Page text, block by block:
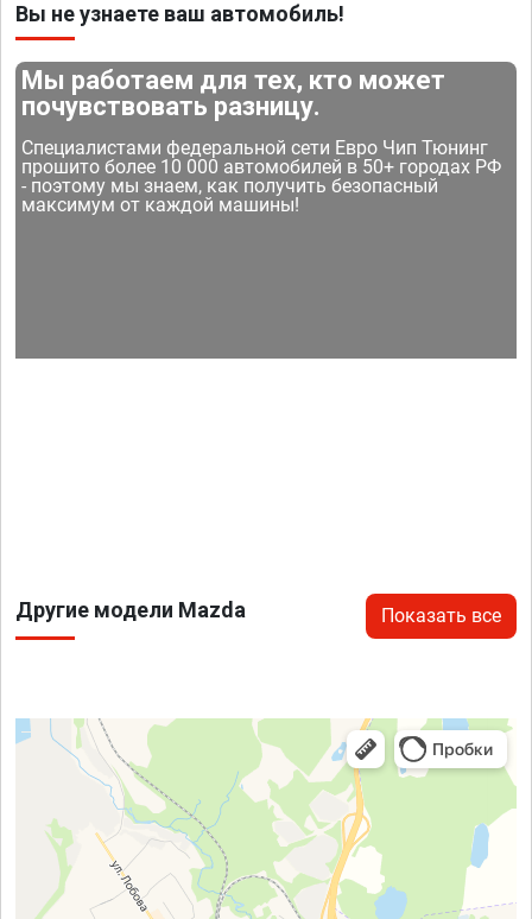
Вы не узнаете ваш автомобиль!
Мы работаем для тех, кто может
почувствовать разницу.
Специалистами федеральной сети Евро Чип Тюнинг
прошито более 10 000 автомобилей в 50+ городах РФ
- поэтому мы знаем, как получить безопасный
максимум от каждой машины!
Другие модели Mazda Показать все